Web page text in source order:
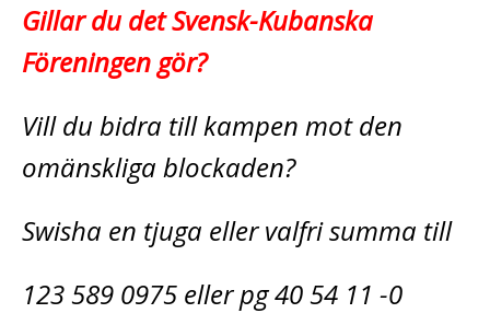
Gillar du det Svensk-Kubanska
Föreningen gör?
Vill du bidra till kampen mot den
omänskliga blockaden?
Swisha en tjuga eller valfri summa till
123 589 0975 eller pg 40 54 11 -0